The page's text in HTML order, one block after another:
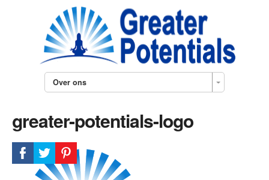
Over ons
greater-potentials-logo